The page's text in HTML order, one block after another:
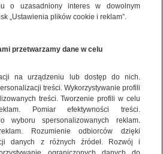
6.11.2025, 12:10
o uzasadniony interes w dowolnym
„Ustawienia plików cookie i reklam”.
przetwarzamy dane w celu
na urządzeniu lub dostęp do nich.
treści. Wykorzystywanie profili
treści. Tworzenie profili w celu
Pomiar efektywności treści.
wyboru spersonalizowanych reklam.
Rozumienie odbiorców dzięki
danych z różnych źródeł. Rozwój i